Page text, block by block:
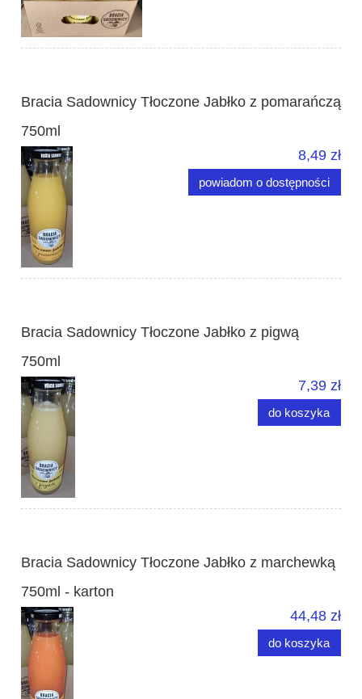
Bracia Sadownicy Tłoczone Jabłko z pomarańczą
750ml
8,49 zł
powiadom o dostępności
Bracia Sadownicy Tłoczone Jabłko z pigwą
750ml
7,39 zł
do koszyka
Bracia Sadownicy Tłoczone Jabłko z marchewką
750ml - karton
44,48 zł
do koszyka